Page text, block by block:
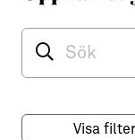
Visa filter